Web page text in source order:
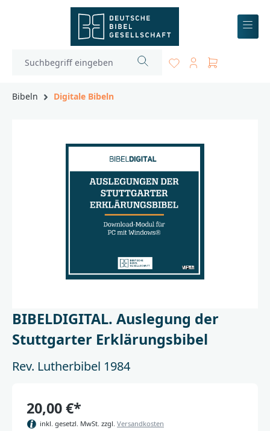
Bibeln Digitale Bibeln
BIBELDIGITAL. Auslegung der
Stuttgarter Erklärungsbibel
Rev. Lutherbibel 1984
20,00 €*
inkl. gesetzl. MwSt. zzgl. Versandkosten